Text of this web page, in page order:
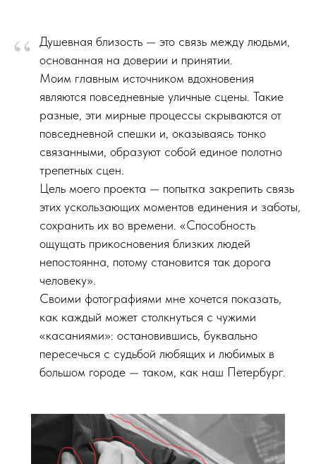
“
Душевная близость — это связь между людьми,
основанная на доверии и принятии.
Моим главным источником вдохновения
являются повседневные уличные сцены. Такие
разные, эти мирные процессы скрываются от
повседневной спешки и, оказываясь тонко
связанными, образуют собой единое полотно
трепетных сцен.
Цель моего проекта — попытка закрепить связь
этих ускользающих моментов единения и заботы,
сохранить их во времени. «Способность
ощущать прикосновения близких людей
непостоянна, потому становится так дорога
человеку».
Своими фотографиями мне хочется показать,
как каждый может столкнуться с чужими
«касаниями»: остановившись, буквально
пересечься с судьбой любящих и любимых в
большом городе — таком, как наш Петербург.